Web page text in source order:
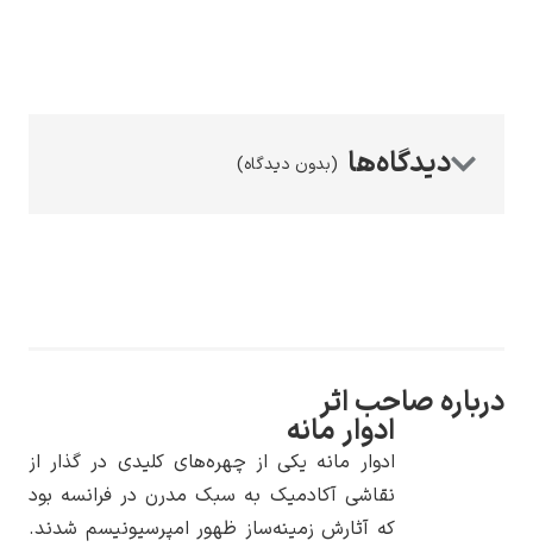
پیر آگوست رنوآر
(بدون دیدگاه)
صاحب اثر
ادوار مانه
ادوار مانه یکی از چهره‌های کلیدی در گذار از
نقاشی آکادمیک به سبک مدرن در فرانسه بود
که آثارش زمینه‌ساز ظهور امپرسیونیسم شدند.